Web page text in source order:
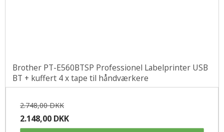
Brother PT-E560BTSP Professionel Labelprinter USB
BT + kuffert 4 x tape til håndværkere
2.748,00 DKK
2.148,00 DKK